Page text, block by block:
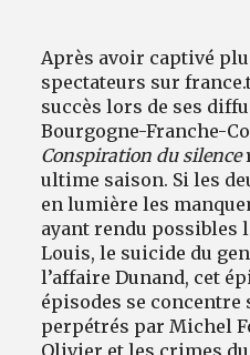
Après avoir captivé
spectateurs sur
succès lors de ses
Bourgogne-Franche-
Conspiration du silence
ultime saison. Si les
en lumière les
ayant rendu possibles
Louis, le suicide du
l’affaire Dunand, cet
épisodes se
perpétrés par Michel
Olivier et les crimes